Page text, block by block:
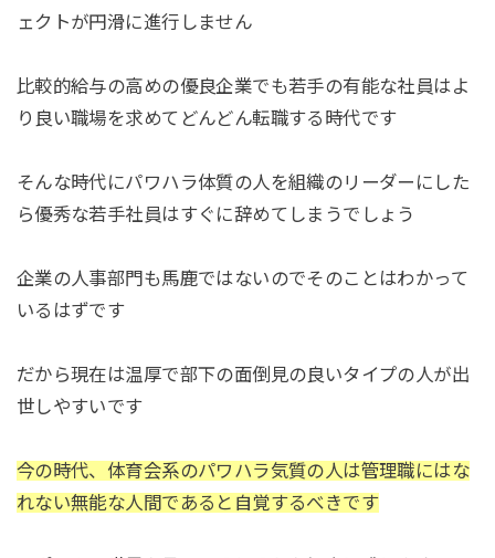
ェクトが円滑に進行しません
比較的給与の高めの優良企業でも若手の有能な社員はよ
り良い職場を求めてどんどん転職する時代です
そんな時代にパワハラ体質の人を組織のリーダーにした
ら優秀な若手社員はすぐに辞めてしまうでしょう
企業の人事部門も馬鹿ではないのでそのことはわかって
いるはずです
だから現在は温厚で部下の面倒見の良いタイプの人が出
世しやすいです
今の時代、体育会系のパワハラ気質の人は管理職にはな
れない無能な人間であると自覚するべきです